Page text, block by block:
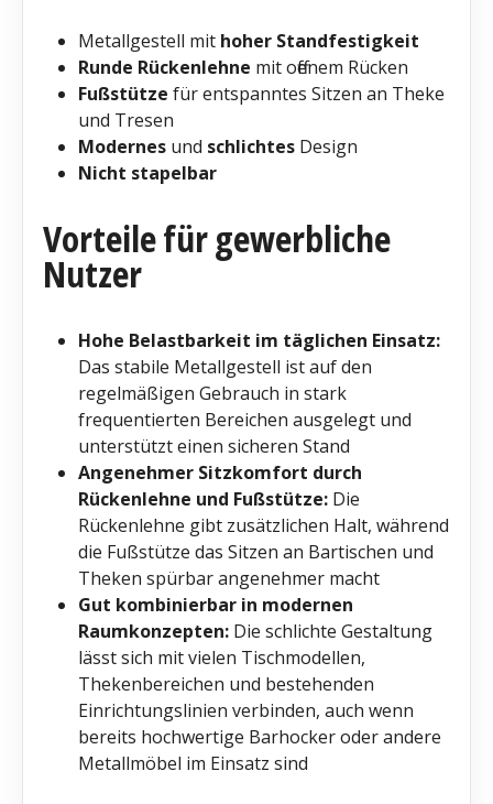
Metallgestell mit hoher Standfestigkeit
Runde Rückenlehne mit offenem Rücken
Fußstütze für entspanntes Sitzen an Theke
und Tresen
Modernes und schlichtes Design
Nicht stapelbar
Vorteile für gewerbliche
Nutzer
Hohe Belastbarkeit im täglichen Einsatz:
Das stabile Metallgestell ist auf den
regelmäßigen Gebrauch in stark
frequentierten Bereichen ausgelegt und
unterstützt einen sicheren Stand
Angenehmer Sitzkomfort durch
Rückenlehne und Fußstütze: Die
Rückenlehne gibt zusätzlichen Halt, während
die Fußstütze das Sitzen an Bartischen und
Theken spürbar angenehmer macht
Gut kombinierbar in modernen
Raumkonzepten: Die schlichte Gestaltung
lässt sich mit vielen Tischmodellen,
Thekenbereichen und bestehenden
Einrichtungslinien verbinden, auch wenn
bereits hochwertige Barhocker oder andere
Metallmöbel im Einsatz sind